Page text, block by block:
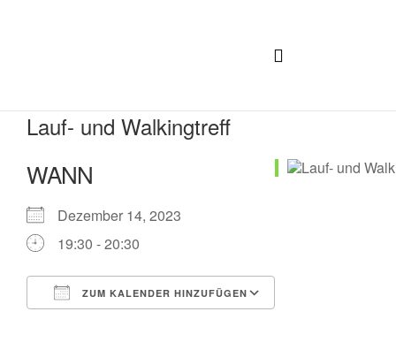
Lauf- und Walkingtreff
WANN
Dezember 14, 2023
19:30 - 20:30
ZUM KALENDER HINZUFÜGEN